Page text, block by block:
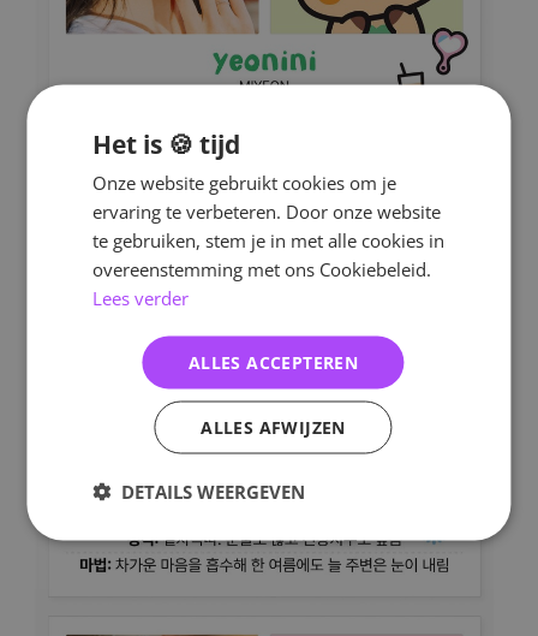
Het is 🍪 tijd
Onze website gebruikt cookies om je
ervaring te verbeteren. Door onze website
te gebruiken, stem je in met alle cookies in
overeenstemming met ons Cookiebeleid.
Lees verder
ALLES ACCEPTEREN
ALLES AFWIJZEN
DETAILS WEERGEVEN